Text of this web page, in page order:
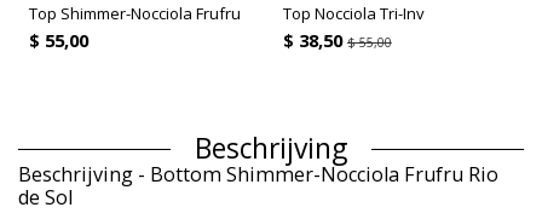
Top Shimmer-Nocciola Frufru
$ 55,00
Top Nocciola Tri-Inv
$ 38,50 $ 55,00
Beschrijving
Beschrijving - Bottom Shimmer-Nocciola Frufru Rio
de Sol